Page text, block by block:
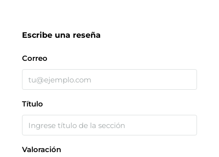
Escribe una reseña
Correo
Título
Valoración